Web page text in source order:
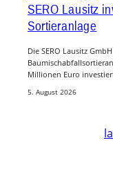
SERO Lausitz
Sortieranlage
Die SERO Lausitz
Millionen Euro
5. August 2026